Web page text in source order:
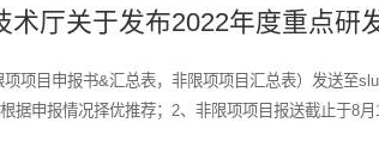
术厅关于发布2022年度重点研
项目申报书&汇总表，非限项项目汇总表）发送至
据申报情况择优推荐；2、非限项项目报送截止于8